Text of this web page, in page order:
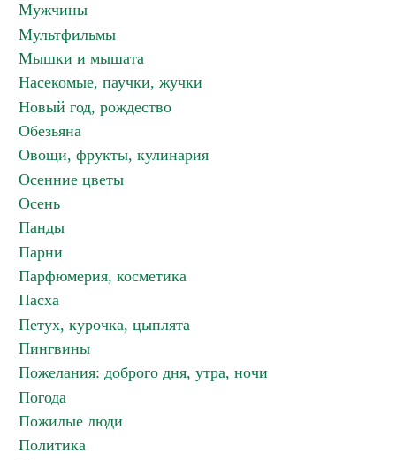
Мужчины
Мультфильмы
Мышки и мышата
Насекомые, паучки, жучки
Новый год, рождество
Обезьяна
Овощи, фрукты, кулинария
Осенние цветы
Осень
Панды
Парни
Парфюмерия, косметика
Пасха
Петух, курочка, цыплята
Пингвины
Пожелания: доброго дня, утра, ночи
Погода
Пожилые люди
Политика